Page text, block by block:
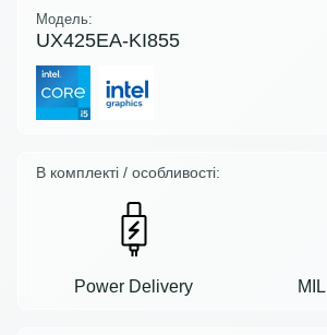
Модель:
UX425EA-KI855
В комплекті / особливості:
Power Delivery